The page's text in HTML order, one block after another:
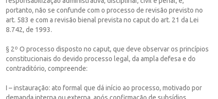
portanto, não se confunde com o processo de revisão previsto no
art. 583 e com a revisão bienal prevista no caput do art. 21 da Lei
8.742, de 1993.
§ 2º O processo disposto no caput, que deve observar os princípios
constitucionais do devido processo legal, da ampla defesa e do
contraditório, compreende:
I – instauração: ato formal que dá início ao processo, motivado por
demanda interna ou externa, após confirmação de subsídios